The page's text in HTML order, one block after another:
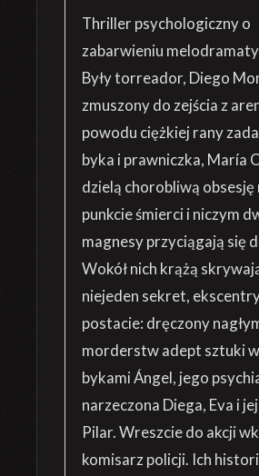
Thriller psychologiczny o
zabarwieniu
Były torreador, Diego
zmuszony do zejścia z
powodu ciężkiej rany
byka i prawniczka, María
dzielą chorobliwą obsesję
punkcie śmierci i niczym
magnesy przyciągają się
Wokół nich krążą
niejeden sekret,
postacie: dręczony
morderstw adept sztuki
bykami Ángel, jego
narzeczona Diega, Eva i
Pilar. Wreszcie do akcji
komisarz policji. Ich